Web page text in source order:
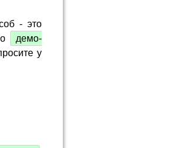
- это
демо-
у